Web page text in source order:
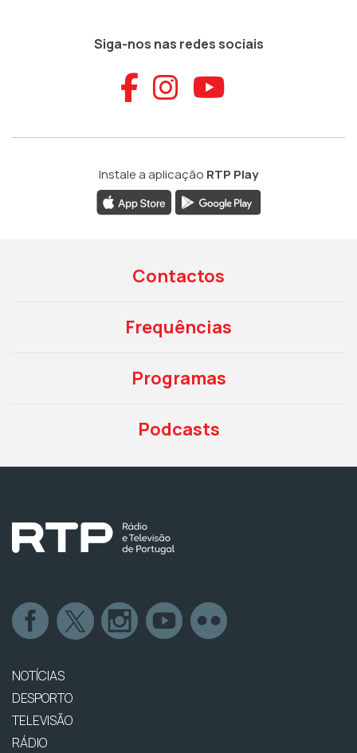
Siga-nos nas redes sociais
Aceder ao
Aceder ao
Aceder
Instale a aplicação RTP Play
Contactos
Frequências
Programas
Podcasts
NOTÍCIAS
DESPORTO
TELEVISÃO
RÁDIO